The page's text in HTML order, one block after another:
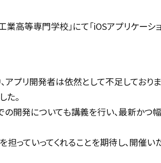
高等専門学校」にて「iOSアプリケーシ
アプリ開発者は依然として不足しておりま
。
開発についても講義を行い、最新かつ
っていってくれることを期待し、開催い